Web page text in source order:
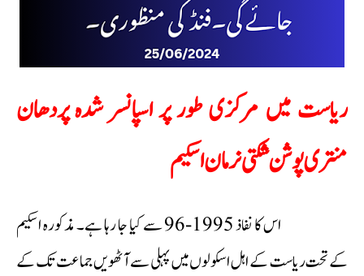
ریاست میں مرکزی طور پر اسپانسر شدہ پردھان
منتری پوشن شکتی نرمان اسکیم
اس کا نفاذ 1995-96 سے کیا جا رہا ہے۔ مذکورہ اسکیم
کے تحت ریاست کے اہل اسکولوں میں پہلی سے آٹھویں جماعت تک کے